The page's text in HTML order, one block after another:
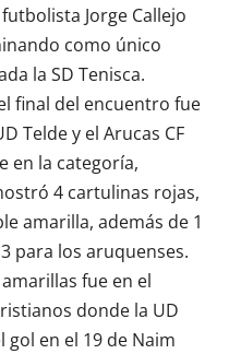
Jorge Callejo
como único
la SD Tenisca.
final del encuentro fue
Telde y el Arucas CF
en la categoría,
4 cartulinas rojas,
amarilla, además de 1
para los aruquenses.
fue en el
donde la UD
gol en el 19 de Naim